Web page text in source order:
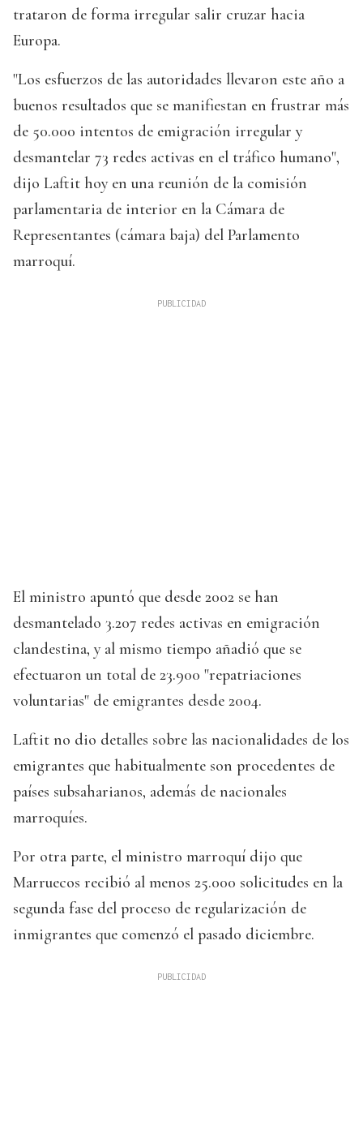
trataron de forma irregular salir cruzar hacia
Europa.
"Los esfuerzos de las autoridades llevaron este año a
buenos resultados que se manifiestan en frustrar más
de 50.000 intentos de emigración irregular y
desmantelar 73 redes activas en el tráfico humano",
dijo Laftit hoy en una reunión de la comisión
parlamentaria de interior en la Cámara de
Representantes (cámara baja) del Parlamento
marroquí.
El ministro apuntó que desde 2002 se han
desmantelado 3.207 redes activas en emigración
clandestina, y al mismo tiempo añadió que se
efectuaron un total de 23.900 "repatriaciones
voluntarias" de emigrantes desde 2004.
Laftit no dio detalles sobre las nacionalidades de los
emigrantes que habitualmente son procedentes de
países subsaharianos, además de nacionales
marroquíes.
Por otra parte, el ministro marroquí dijo que
Marruecos recibió al menos 25.000 solicitudes en la
segunda fase del proceso de regularización de
inmigrantes que comenzó el pasado diciembre.